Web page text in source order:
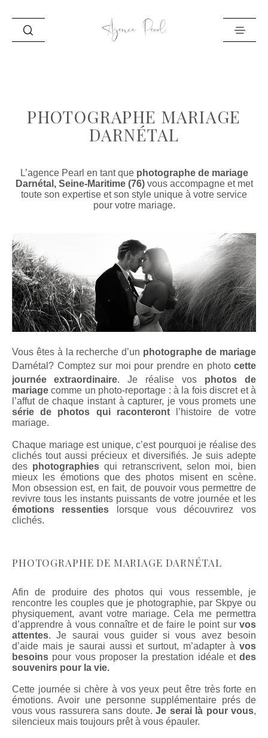
PORTFOLIO
PHOTOGRAPHE MARIAGE
DARNÉTAL
L’agence Pearl en tant que photographe de mariage
Darnétal, Seine-Maritime (76)vous accompagne et met
toute son expertise et son style unique à votre service
pour votre mariage.
Vous êtes à la recherche d’un photographe de mariage
Darnétal ? Comptez sur moi pour prendre en photo cette
journée extraordinaire. Je réalise vos photos de
mariage comme un photo-reportage : à la fois discret et à
l’affut de chaque instant à capturer, je vous promets une
série de photos qui raconteront
l’histoire de votre
mariage.
Chaque mariage est unique, c’est pourquoi je réalise des
clichés tout aussi précieux et diversifiés. Je suis adepte
des photographies qui retranscrivent, selon moi, bien
mieux les émotions que des photos misent en scène.
Mon obsession est, en fait, de pouvoir vous permettre de
revivre tous les instants puissants de votre journée et les
émotions ressenties lorsque vous découvrirez vos
clichés.
PHOTOGRAPHE DE MARIAGE DARNÉTAL
Afin de produire des photos qui vous ressemble, je
rencontre les couples que je photographie, par Skpye ou
physiquement, avant votre mariage. Cela me permettra
d’apprendre à vous connaître et de faire le point sur vos
attentes. Je saurai vous guider si vous avez besoin
d’aide mais je saurai aussi et surtout, m’adapter à vos
besoins pour vous proposer la prestation idéale et des
souvenirs pour la vie.
Cette journée si chère à vos yeux peut être très forte en
émotions. Avoir une personne supplémentaire prés de
vous vous rassurera sans doute. Je serai là pour vous,
silencieux mais toujours prêt à vous épauler.